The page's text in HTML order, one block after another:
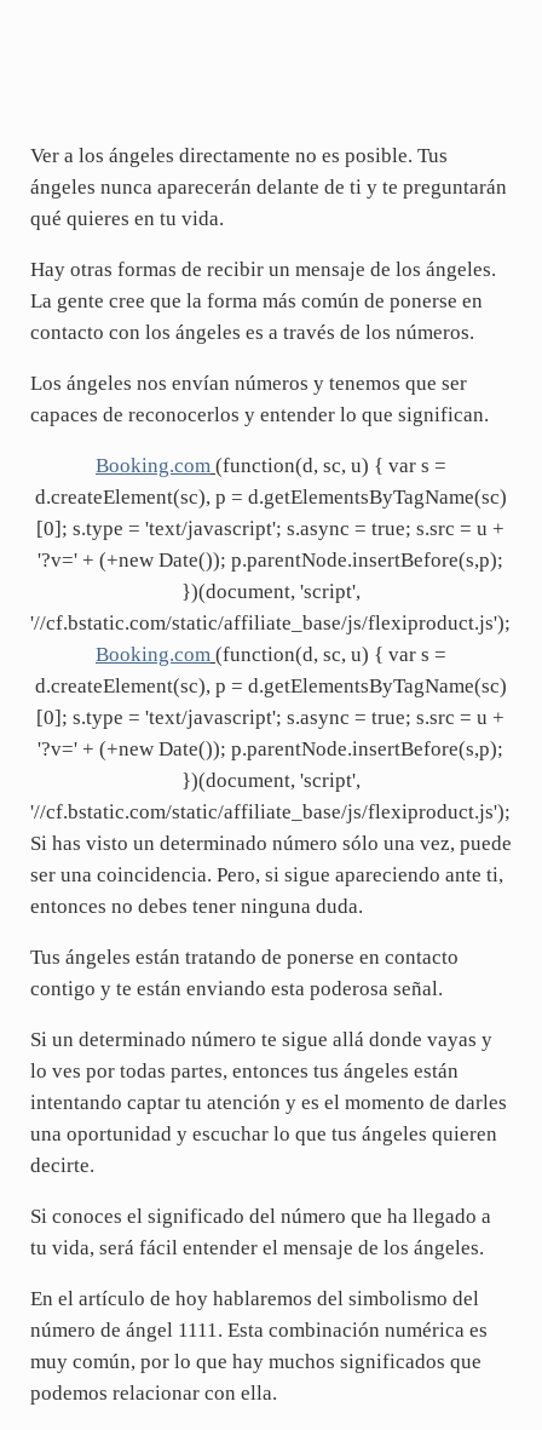
Ver a los ángeles directamente no es posible. Tus
ángeles nunca aparecerán delante de ti y te preguntarán
qué quieres en tu vida.
Hay otras formas de recibir un mensaje de los ángeles.
La gente cree que la forma más común de ponerse en
contacto con los ángeles es a través de los números.
Los ángeles nos envían números y tenemos que ser
capaces de reconocerlos y entender lo que significan.
Booking.com (function(d, sc, u) { var s =
d.createElement(sc), p = d.getElementsByTagName(sc)
[0]; s.type = 'text/javascript'; s.async = true; s.src = u +
'?v=' + (+new Date()); p.parentNode.insertBefore(s,p);
})(document, 'script',
'//cf.bstatic.com/static/affiliate_base/js/flexiproduct.js');
Booking.com (function(d, sc, u) { var s =
d.createElement(sc), p = d.getElementsByTagName(sc)
[0]; s.type = 'text/javascript'; s.async = true; s.src = u +
'?v=' + (+new Date()); p.parentNode.insertBefore(s,p);
})(document, 'script',
'//cf.bstatic.com/static/affiliate_base/js/flexiproduct.js');
Si has visto un determinado número sólo una vez, puede
ser una coincidencia. Pero, si sigue apareciendo ante ti,
entonces no debes tener ninguna duda.
Tus ángeles están tratando de ponerse en contacto
contigo y te están enviando esta poderosa señal.
Si un determinado número te sigue allá donde vayas y
lo ves por todas partes, entonces tus ángeles están
intentando captar tu atención y es el momento de darles
una oportunidad y escuchar lo que tus ángeles quieren
decirte.
Si conoces el significado del número que ha llegado a
tu vida, será fácil entender el mensaje de los ángeles.
En el artículo de hoy hablaremos del simbolismo del
número de ángel 1111. Esta combinación numérica es
muy común, por lo que hay muchos significados que
podemos relacionar con ella.